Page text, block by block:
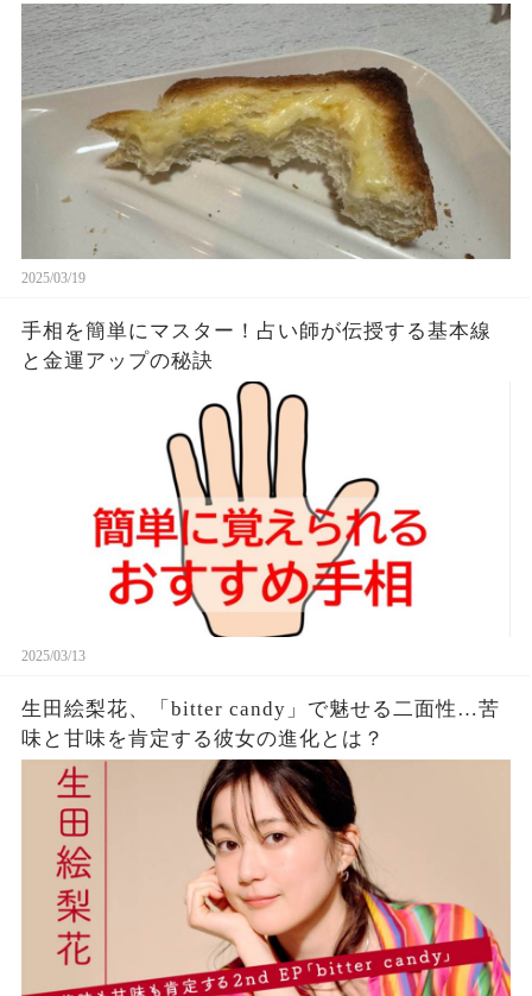
ースト、ピーナッツバタートーストをよく作りま
す。やっぱこんなんダメよね…
2025/03/19
手相を簡単にマスター！占い師が伝授する基本線
と金運アップの秘訣
2025/03/13
生田絵梨花、「bitter candy」で魅せる二面性…苦
味と甘味を肯定する彼女の進化とは？